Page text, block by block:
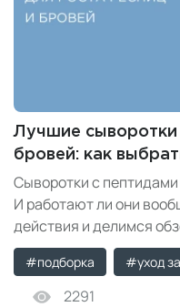
Лучшие сыворотки
бровей: как
Сыворотки с
И работают ли они
действия и делимся
Crescina, Augustinus
#подборка #уход
2291